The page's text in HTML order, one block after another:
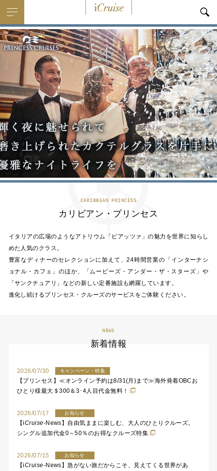
CARIBBEAN PRINCESS
カリビアン・プリンセス
イタリアの広場のようなアトリウム「ピアッツァ」の魅力を世界に知らし
めた人気のクラス。
豊富なディナーのセレクションに加えて、24時間営業の「インターナシ
ョナル・カフェ」のほか、「ムービーズ・アンダー・ザ・スターズ」や
「サンクチュアリ」などの新しい定番施設も網羅しています。
進化し続けるプリンセス・クルーズのサービスをご体験ください。
NEWS
新着情報
2026/07/30 キャンペーン・特集
【プリンセス】≪オンライン予約は8/31(月)まで≫海外発着OBCお
ひとり様最大＄300＆3･4人目代金無料！
2026/07/17 お知らせ
【iCruise-News】自由気ままに楽しむ、大人のひとりクルーズ。
シングル追加代金0～50％のお得なクルーズ特集
2026/07/15 お知らせ
【iCruise-News】急がない旅だからこそ、見えてくる世界があ